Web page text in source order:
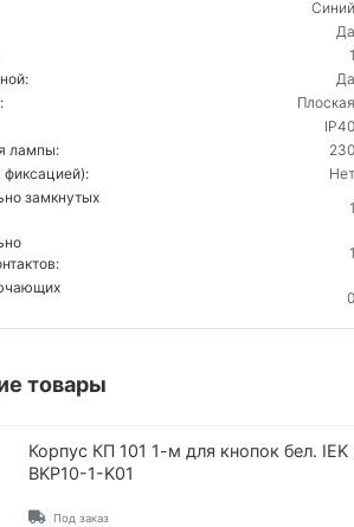
Синий
Да
1
Да
Плоская
IP40
лампы:
230
фиксацией):
Нет
замкнутых
1
1
0
товары
Корпус КП 101 1-м для кнопок бел. IEK
BKP10-1-K01
Под заказ